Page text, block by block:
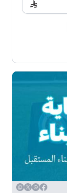
Facebook
WhatsApp
Twitter
Copy